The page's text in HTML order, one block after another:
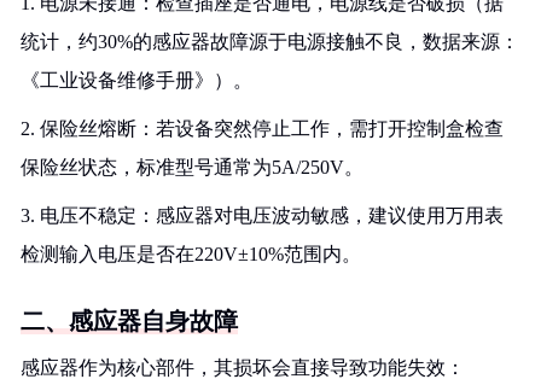
统计，约30%的感应器故障源于电源接触不良，数据来源：
《工业设备维修手册》）。
2. 保险丝熔断：若设备突然停止工作，需打开控制盒检查
保险丝状态，标准型号通常为5A/250V。
3. 电压不稳定：感应器对电压波动敏感，建议使用万用表
检测输入电压是否在220V±10%范围内。
二、感应器自身故障
感应器作为核心部件，其损坏会直接导致功能失效：